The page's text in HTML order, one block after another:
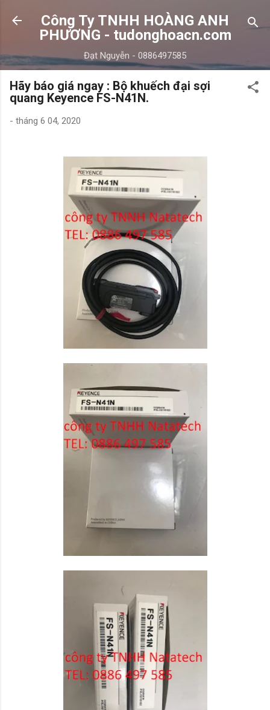
Chuyển đến nội dung chính
Công Ty TNHH HOÀNG ANH
PHƯƠNG - tudonghoacn.com
Đạt Nguyễn - 0886497585
Hãy báo giá ngay : Bộ khuếch đại sợi
quang Keyence FS-N41N.
- tháng 6 04, 2020